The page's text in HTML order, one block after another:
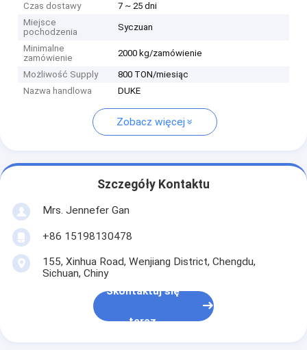
Czas dostawy
7 ~ 25 dni
Miejsce
pochodzenia
Syczuan
Minimalne
zamówienie
2000 kg/zamówienie
Możliwość Supply
800 TON/miesiąc
Nazwa handlowa
DUKE
Zobacz więcej
Szczegóły Kontaktu
Mrs. Jennefer Gan
+86 15198130478
155, Xinhua Road, Wenjiang District, Chengdu,
Sichuan, Chiny
Skontaktuj się
teraz